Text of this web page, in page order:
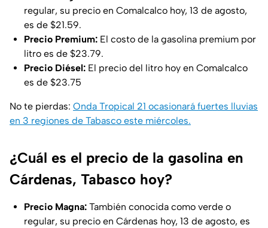
regular, su precio en Comalcalco hoy, 13 de agosto,
es de $21.59.
Precio Premium: El costo de la gasolina premium por
litro es de $23.79.
Precio Diésel: El precio del litro hoy en Comalcalco
es de $23.75
No te pierdas: Onda Tropical 21 ocasionará fuertes lluvias
en 3 regiones de Tabasco este miércoles.
¿Cuál es el precio de la gasolina en
Cárdenas, Tabasco hoy?
Precio Magna: También conocida como verde o
regular, su precio en Cárdenas hoy, 13 de agosto, es